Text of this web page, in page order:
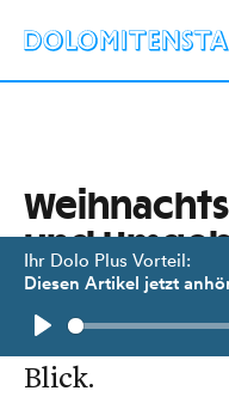
Ihr Dolo Plus Vorteil:
Diesen Artikel jetzt
Play
und
Alle Termine
Blick.